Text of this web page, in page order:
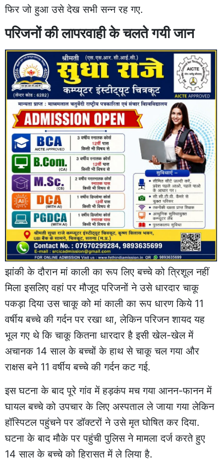
फिर जो हुआ उसे देख सभी सन्न रह गए.
परिजनों की लापरवाही के चलते गयी जान
झांकी के दौरान मां काली का रूप लिए बच्चे को त्रिशूल नहीं
मिला इसलिए वहां पर मौजूद परिजनों ने उसे धारदार चाकू
पकड़ा दिया उस चाकू को मां काली का रूप धारण किये 11
वर्षीय बच्चे की गर्दन पर रखा था, लेकिन परिजन शायद यह
भूल गए थे कि चाकू कितना धारदार है इसी खेल-खेल में
अचानक 14 साल के बच्चों के हाथ से चाकू चल गया और
राक्षस बने 11 वर्षीय बच्चे की गर्दन कट गई.
इस घटना के बाद पूरे गांव में हड़कंप मच गया आनन-फानन में
घायल बच्चे को उपचार के लिए अस्पताल ले जाया गया लेकिन
हॉस्पिटल पहुंचने पर डॉक्टरों ने उसे मृत घोषित कर दिया.
घटना के बाद मौके पर पहुंची पुलिस ने मामला दर्ज करते हुए
14 साल के बच्चे को हिरासत में ले लिया है.